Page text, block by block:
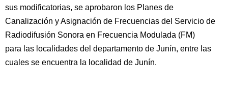
sus modificatorias, se aprobaron los Planes de
Canalización y Asignación de Frecuencias del Servicio de
Radiodifusión Sonora en Frecuencia Modulada (FM)
para las localidades del departamento de Junín, entre las
cuales se encuentra la localidad de Junín.